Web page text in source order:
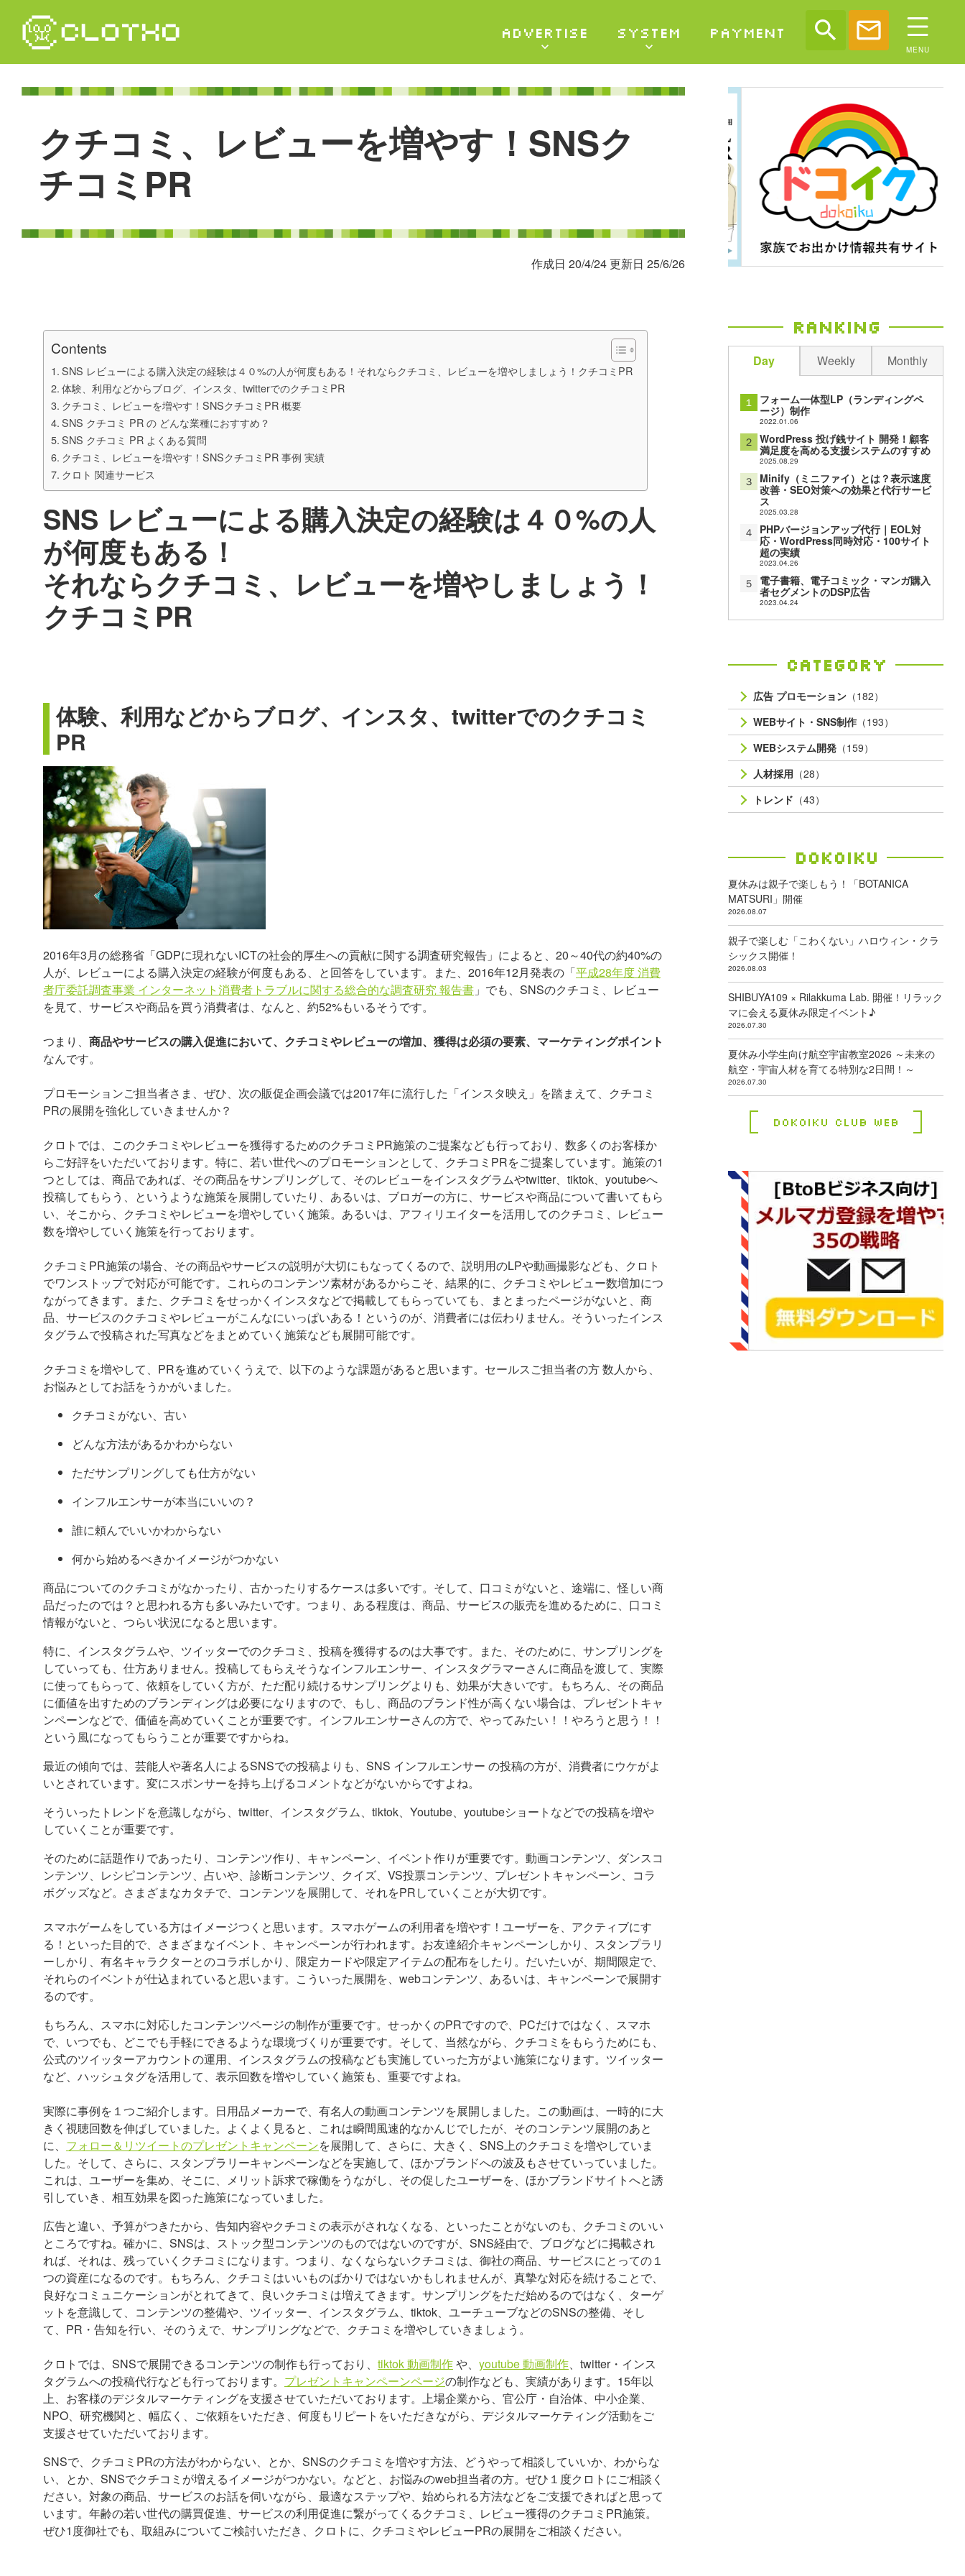
search mail
ADVERTISE SYSTEM PAYMENT
クチコ ミ 、 レビューを増やす ！ SNSク
チコ ミ PR
作成日 20/4/24 更新日 25/6/26
Contents
SNS レビューによる購入決定の経験は４０%の人が何度もある！それならクチコミ、レビューを増やしましょう！クチコミPR
体験、利用などからブログ、インスタ、twitterでのクチコミPR
クチコミ、レビューを増やす！SNSクチコミPR 概要
SNS クチコミ PR の どんな業種におすすめ？
SNS クチコミ PR よくある質問
クチコミ、レビューを増やす！SNSクチコミPR 事例 実績
クロト 関連サービス
SNS レビューによる購入決定の経験は４０%の人
が何度もある！
それならクチコミ、レビューを増やしましょう！
クチコミPR
体験、利用などからブログ、インスタ、twitterでのクチコミ
PR
2016年3月の総務省「GDPに現れないICTの社会的厚生への貢献に関する調査研究報告」によると、20～40代の約40%の
人が、レビューによる購入決定の経験が何度もある、と回答をしています。また、2016年12月発表の「平成28年度 消費
者庁委託調査事業 インターネット消費者トラブルに関する総合的な調査研究 報告書 」でも、SNSのクチコミ、レビュー
を見て、サービスや商品を買う消費者は、なんと、約52%もいるそうです。
つまり、 商品やサービスの購入促進において、クチコミやレビューの増加、獲得は必須の要素、マーケティングポイント
なんです。
プロモーションご担当者さま、ぜひ、次の販促企画会議では2017年に流行した「インスタ映え」を踏まえて、クチコミ
PRの展開を強化していきませんか？
クロトでは、このクチコミやレビューを獲得するためのクチコミPR施策のご提案なども行っており、数多くのお客様か
らご好評をいただいております。特に、若い世代へのプロモーションとして、クチコミPRをご提案しています。施策の1
つとしては、商品であれば、その商品をサンプリングして、そのレビューをインスタグラムやtwitter、tiktok、youtubeへ
投稿してもらう、というような施策を展開していたり、あるいは、ブロガーの方に、サービスや商品について書いてもら
い、そこから、クチコミやレビューを増やしていく施策。あるいは、アフィリエイターを活用してのクチコミ、レビュー
数を増やしていく施策を行っております。
クチコミPR施策の場合、その商品やサービスの説明が大切にもなってくるので、説明用のLPや動画撮影なども、クロト
でワンストップで対応が可能です。これらのコンテンツ素材があるからこそ、結果的に、クチコミやレビュー数増加につ
ながってきます。また、クチコミをせっかくインスタなどで掲載してもらっていても、まとまったページがないと、商
品、サービスのクチコミやレビューがこんなにいっぱいある！というのが、消費者には伝わりません。そういったインス
タグラムで投稿された写真などをまとめていく施策なども展開可能です。
クチコミを増やして、PRを進めていくうえで、以下のような課題があると思います。セールスご担当者の方 数人から、
お悩みとしてお話をうかがいました。
クチコミがない、古い
どんな方法があるかわからない
ただサンプリングしても仕方がない
インフルエンサーが本当にいいの？
誰に頼んでいいかわからない
何から始めるべきかイメージがつかない
商品についてのクチコミがなかったり、古かったりするケースは多いです。そして、口コミがないと、途端に、怪しい商
品だったのでは？と思われる方も多いみたいです。つまり、ある程度は、商品、サービスの販売を進めるために、口コミ
情報がないと、つらい状況になると思います。
特に、インスタグラムや、ツイッターでのクチコミ、投稿を獲得するのは大事です。また、そのために、サンプリングを
していっても、仕方ありません。投稿してもらえそうなインフルエンサー、インスタグラマーさんに商品を渡して、実際
に使ってもらって、依頼をしていく方が、ただ配り続けるサンプリングよりも、効果が大きいです。もちろん、その商品
に価値を出すためのブランディングは必要になりますので、もし、商品のブランド性が高くない場合は、プレゼントキャ
ンペーンなどで、価値を高めていくことが重要です。インフルエンサーさんの方で、やってみたい！！やろうと思う！！
という風になってもらうことが重要ですからね。
最近の傾向では、芸能人や著名人によるSNSでの投稿よりも、SNS インフルエンサー の投稿の方が、消費者にウケがよ
いとされています。変にスポンサーを持ち上げるコメントなどがないからですよね。
そういったトレンドを意識しながら、twitter、インスタグラム、tiktok、Youtube、youtubeショートなどでの投稿を増や
していくことが重要です。
そのために話題作りであったり、コンテンツ作り、キャンペーン、イベント作りが重要です。動画コンテンツ、ダンスコ
ンテンツ、レシピコンテンツ、占いや、診断コンテンツ、クイズ、VS投票コンテンツ、プレゼントキャンペーン、コラ
ボグッズなど。さまざまなカタチで、コンテンツを展開して、それをPRしていくことが大切です。
スマホゲームをしている方はイメージつくと思います。スマホゲームの利用者を増やす！ユーザーを、アクティブにす
る！といった目的で、さまざまなイベント、キャンペーンが行われます。お友達紹介キャンペーンしかり、スタンプラリ
ーしかり、有名キャラクターとのコラボしかり、限定カードや限定アイテムの配布をしたり。だいたいが、期間限定で、
それらのイベントが仕込まれていると思います。こういった展開を、webコンテンツ、あるいは、キャンペーンで展開す
るのです。
もちろん、スマホに対応したコンテンツページの制作が重要です。せっかくのPRですので、PCだけではなく、スマホ
で、いつでも、どこでも手軽にできるような環境づくりが重要です。そして、当然ながら、クチコミをもらうためにも、
公式のツイッターアカウントの運用、インスタグラムの投稿なども実施していった方がよい施策になります。ツイッター
など、ハッシュタグを活用して、表示回数を増やしていく施策も、重要ですよね。
実際に事例を１つご紹介します。日用品メーカーで、有名人の動画コンテンツを展開しました。この動画は、一時的に大
きく視聴回数を伸ばしていました。よくよく見ると、これは瞬間風速的なかんじでしたが、そのコンテンツ展開のあと
に、 フォロー＆リツイートのプレゼントキャンペーンを展開して、さらに、大きく、SNS上のクチコミを増やしていま
した。そして、さらに、スタンプラリーキャンペーンなどを実施して、ほかブランドへの波及もさせていっていました。
これは、ユーザーを集め、そこに、メリット訴求で稼働をうながし、その促したユーザーを、ほかブランドサイトへと誘
引していき、相互効果を図った施策になっていました。
広告と違い、予算がつきたから、告知内容やクチコミの表示がされなくなる、といったことがないのも、クチコミのいい
ところですね。確かに、SNSは、ストック型コンテンツのものではないのですが、SNS経由で、ブログなどに掲載され
れば、それは、残っていくクチコミになります。つまり、なくならないクチコミは、御社の商品、サービスにとっての１
つの資産になるのです。もちろん、クチコミはいいものばかりではないかもしれませんが、真摯な対応を続けることで、
良好なコミュニケーションがとれてきて、良いクチコミは増えてきます。サンプリングをただ始めるのではなく、ターゲ
ットを意識して、コンテンツの整備や、ツイッター、インスタグラム、tiktok、ユーチューブなどのSNSの整備、そし
て、PR・告知を行い、そのうえで、サンプリングなどで、クチコミを増やしていきましょう。
クロトでは、SNSで展開できるコンテンツの制作も行っており、 tiktok 動画制作や、 youtube 動画制作、twitter・インス
タグラムへの投稿代行なども行っております。 プレゼントキャンペーンページの制作なども、実績があります。15年以
上、お客様のデジタルマーケティングを支援させていただいております。上場企業から、官公庁・自治体、中小企業、
NPO、研究機関と、幅広く、ご依頼をいただき、何度もリピートをいただきながら、デジタルマーケティング活動をご
支援させていただいております。
SNSで、クチコミPRの方法がわからない、とか、SNSのクチコミを増やす方法、どうやって相談していいか、わからな
い、とか、SNSでクチコミが増えるイメージがつかない。などと、お悩みのweb担当者の方。ぜひ１度クロトにご相談く
ださい。対象の商品、サービスのお話を伺いながら、最適なステップや、始められる方法などをご支援できればと思って
います。年齢の若い世代の購買促進、サービスの利用促進に繋がってくるクチコミ、レビュー獲得のクチコミPR施策。
ぜひ1度御社でも、取組みについてご検討いただき、クロトに、クチコミやレビューPRの展開をご相談ください。
Ranking
Day Weekly Monthly
１ フォーム一体型LP（ランディングペ
ージ）制作
2022.01.06
２ WordPress 投げ銭サイト 開発！顧客
満足度を高める支援システムのすすめ
2025.08.29
３ Minify（ミニファイ）とは？表示速度
改善・SEO対策への効果と代行サービ
ス
2025.03.28
４ PHPバージョンアップ代行｜EOL対
応・WordPress同時対応・100サイト
超の実績
2023.04.26
５ 電子書籍、電子コミック・マンガ購入
者セグメントのDSP広告
2023.04.24
Category
広告 プロモーション （182）
WEBサイト・SNS制作 （193）
WEBシステム開発 （159）
人材採用 （28）
トレンド （43）
Dokoiku
夏休みは親子で楽しもう！「BOTANICA
MATSURI」開催
2026.08.07
親子で楽しむ「こわくない」ハロウィン・クラ
シックス開催！
2026.08.03
SHIBUYA109 × Rilakkuma Lab. 開催！リラック
マに会える夏休み限定イベント♪
2026.07.30
夏休み小学生向け航空宇宙教室2026 ～未来の
航空・宇宙人材を育てる特別な2日間！～
2026.07.30
Dokoiku Club Web